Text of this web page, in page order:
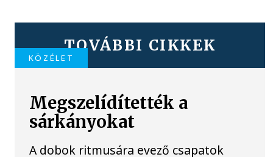
TOVÁBBI CIKKEK
KÖZÉLET
Megszelídítették a
sárkányokat
A dobok ritmusára evező csapatok